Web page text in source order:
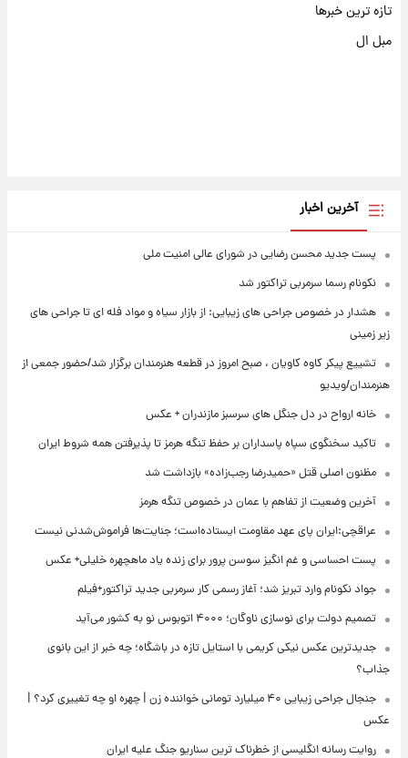
تازه ترین خبرها
مبل ال
آخرین اخبار
پست جدید محسن رضایی در شورای عالی امنیت ملی
نکونام رسما سرمربی تراکتور شد
هشدار در خصوص جراحی های زیبایی: از بازار سیاه و مواد فله ای تا جراحی های
زیر زمینی
تشییع پیکر کاوه کاویان ، صبح امروز در قطعه هنرمندان برگزار شد/حضور جمعی از
هنرمندان/ویدیو
خانه ارواح در دل جنگل های سرسبز مازندران + عکس
تاکید سخنگوی سپاه پاسداران بر حفظ تنگه هرمز تا پذیرفتن همه شروط ایران
مظنون اصلی قتل «حمیدرضا رجب‌زاده» بازداشت شد
آخرین وضعیت از تفاهم با عمان در خصوص تنگه هرمز
عراقچی:ایران پای عهد مقاومت ایستاده‌است؛ جنایت‌ها فراموش‌شدنی نیست
پست احساسی و غم انگیز سوسن پرور برای زنده یاد ماهچهره خلیلی+ عکس
جواد نکونام وارد تبریز شد؛ آغاز رسمی کار سرمربی جدید تراکتور+فیلم
تصمیم دولت برای نوسازی ناوگان؛ ۴۰۰۰ اتوبوس نو به کشور می‌آید
جدیدترین عکس نیکی کریمی با استایل تازه در باشگاه؛ چه خبر از این بانوی
جذاب؟
جنجال جراحی زیبایی ۴۰ میلیارد تومانی خواننده زن | چهره او چه تغییری کرد؟ |
عکس
روایت رسانه انگلیسی از خطرناک ترین سناریو جنگ علیه ایران